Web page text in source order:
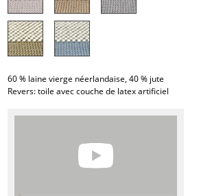
Plafonniers
Liseuses
60 % laine vierge néerlandaise, 40 % jute
Revers: toile avec couche de latex artificiel